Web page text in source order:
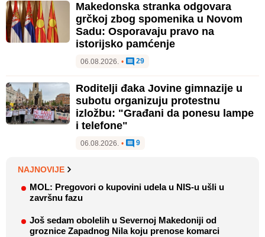
Makedonska stranka odgovara
grčkoj zbog spomenika u Novom
Sadu: Osporavaju pravo na
istorijsko pamćenje
06.08.2026. • 29
Roditelji đaka Jovine gimnazije u
subotu organizuju protestnu
izložbu: "Građani da ponesu lampe
i telefone"
06.08.2026. • 9
NAJNOVIJE
MOL: Pregovori o kupovini udela u NIS-u ušli u
završnu fazu
Još sedam obolelih u Severnoj Makedoniji od
groznice Zapadnog Nila koju prenose komarci